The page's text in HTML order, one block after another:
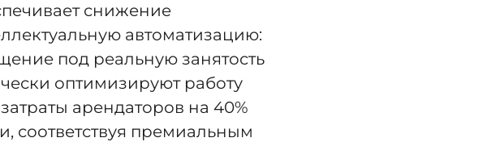
снижение
автоматизацию:
под реальную занятость
оптимизируют работу
арендаторов на 40%
соответствуя премиальным